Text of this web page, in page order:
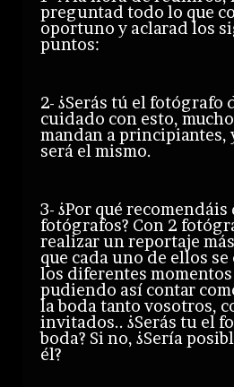
preguntad todo lo que
oportuno y aclarad los
puntos:
2- ¿Serás tú el fotógrafo
cuidado con esto,
mandan a principiantes,
será el mismo.
3- ¿Por qué recomendáis
fotógrafos? Con 2
realizar un reportaje
que cada uno de ellos
los diferentes momentos
pudiendo así contar
la boda tanto vosotros,
invitados.. ¿Serás tu el
boda? Si no, ¿Sería
él?